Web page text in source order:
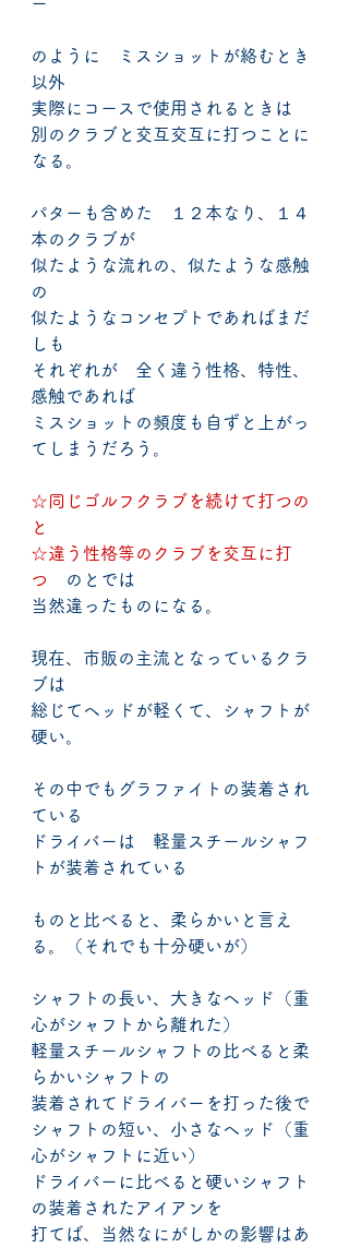
のように　ミスショットが絡むとき
以外
実際にコースで使用されるときは
別のクラブと交互交互に打つことに
なる。
パターも含めた　１２本なり、１４
本のクラブが
似たような流れの、似たような感触
の
似たようなコンセプトであればまだ
しも
それぞれが　全く違う性格、特性、
感触であれば
ミスショットの頻度も自ずと上がっ
てしまうだろう。
☆同じゴルフクラブを続けて打つの
と
☆違う性格等のクラブを交互に打
つ のとでは
当然違ったものになる。
現在、市販の主流となっているクラ
ブは
総じてヘッドが軽くて、シャフトが
硬い。
その中でもグラファイトの装着され
ている
ドライバーは　軽量スチールシャフ
トが装着されている
ものと比べると、柔らかいと言え
る。（それでも十分硬いが）
シャフトの長い、大きなヘッド（重
心がシャフトから離れた）
軽量スチールシャフトの比べると柔
らかいシャフトの
装着されてドライバーを打った後で
シャフトの短い、小さなヘッド（重
心がシャフトに近い）
ドライバーに比べると硬いシャフト
の装着されたアイアンを
打てば、当然なにがしかの影響はあ